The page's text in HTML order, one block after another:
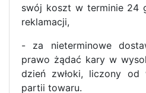
swój koszt w terminie 24
reklamacji,
- za nieterminowe
prawo żądać kary w
dzień zwłoki, liczony od
partii towaru.